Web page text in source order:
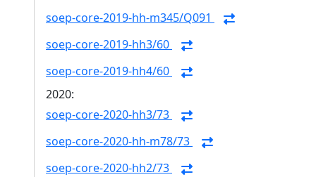
soep-core-2019-hh-m345/Q091
soep-core-2019-hh3/60
soep-core-2019-hh4/60
2020:
soep-core-2020-hh3/73
soep-core-2020-hh-m78/73
soep-core-2020-hh2/73